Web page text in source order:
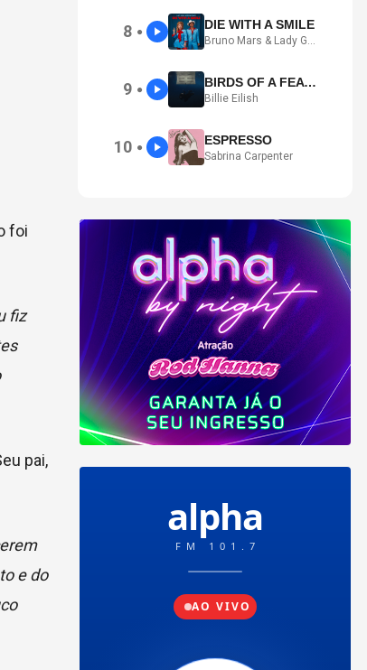
foi
fiz
pai,
e do
8 ● DIE WITH A SMILE
Bruno Mars & Lady Gaga
9 ● BIRDS OF A FEATHER
Billie Eilish
10 ● ESPRESSO
Sabrina Carpenter